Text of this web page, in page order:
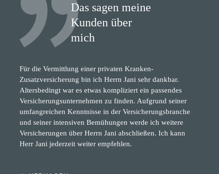
Das sagen meine
Kunden über
mich
Für die Vermittlung einer privaten Kranken-
Zusatzversicherung bin ich Herrn Jani sehr dankbar.
Altersbedingt war es etwas kompliziert ein passendes
Versicherungsunternehmen zu finden. Aufgrund seiner
umfangreichen Kenntnisse in der Versicherungsbranche
und seiner intensiven Bemühungen werde ich weitere
Versicherungen über Herrn Jani abschließen. Ich kann
Herr Jani jederzeit weiter empfehlen.